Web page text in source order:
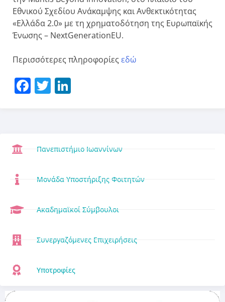
Εθνικού Σχεδίου Ανάκαμψης και Ανθεκτικότητας
«Ελλάδα 2.0» με τη χρηματοδότηση της Ευρωπαϊκής
Ένωσης – NextGenerationEU.
Περισσότερες πληροφορίες εδώ
Facebook
Twitter
Πανεπιστήμιο Ιωαννίνων
Μονάδα Υποστήριξης Φοιτητών
Ακαδημαϊκοί Σύμβουλοι
Συνεργαζόμενες Επιχειρήσεις
Υποτροφίες